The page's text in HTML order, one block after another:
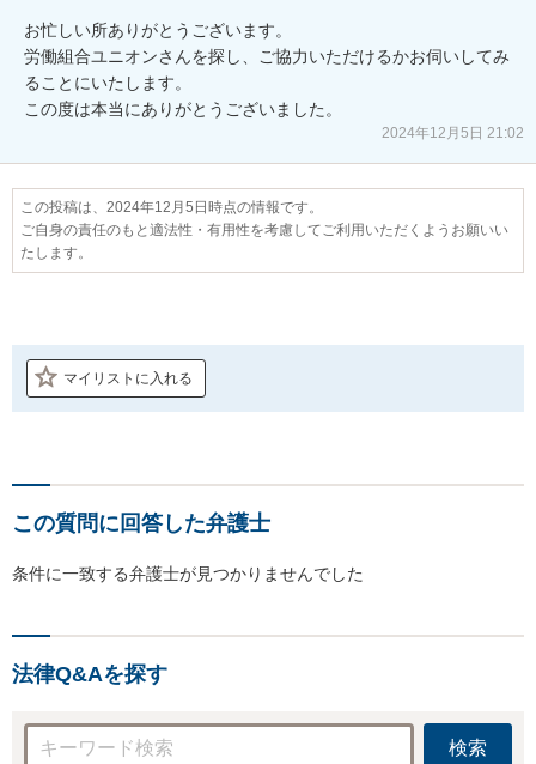
お忙しい所ありがとうございます。
労働組合ユニオンさんを探し、ご協力いただけるかお伺いしてみ
ることにいたします。
この度は本当にありがとうございました。
2024年12月5日 21:02
この投稿は、2024年12月5日時点の情報です。
ご自身の責任のもと適法性・有用性を考慮してご利用いただくようお願いい
たします。
マイリストに入れる
この質問に回答した弁護士
条件に一致する弁護士が見つかりませんでした
法律Q&Aを探す
検索